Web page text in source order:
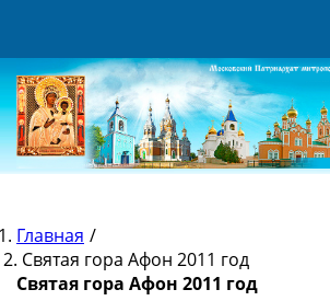
Главная /
Святая гора Афон 2011 год
Святая гора Афон 2011 год